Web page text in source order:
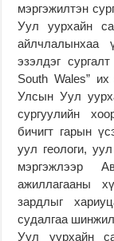
мэргэжилтэн
Уул уурхайн
айлчлалынхаа
эзэлдэг
South Wales”
Улсын Уул
сургуулийн
бичигт гарын
уул геологи,
мэргэжлээр
ажиллагааны
зардлыг
судалгаа
Уул уурхайн